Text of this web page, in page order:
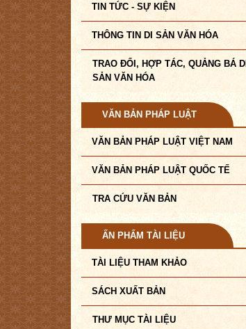
TIN TỨC - SỰ KIỆN
THÔNG TIN DI SẢN VĂN HÓA
TRAO ĐỔI, HỢP TÁC, QUẢNG BÁ DI
SẢN VĂN HÓA
VĂN BẢN PHÁP LUẬT
VĂN BẢN PHÁP LUẬT VIỆT NAM
VĂN BẢN PHÁP LUẬT QUỐC TẾ
TRA CỨU VĂN BẢN
ẤN PHẨM TÀI LIỆU
TÀI LIỆU THAM KHẢO
SÁCH XUẤT BẢN
THƯ MỤC TÀI LIỆU